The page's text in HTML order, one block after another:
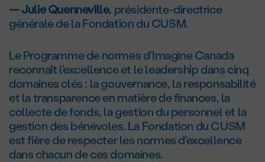
— Julie Quenneville, présidente-directrice
générale de la Fondation du CUSM.
Le Programme de normes d’Imagine Canada
reconnaît l’excellence et le leadership dans cinq
domaines clés : la gouvernance, la responsabilité
et la transparence en matière de finances, la
collecte de fonds, la gestion du personnel et la
gestion des bénévoles. La Fondation du CUSM
est fière de respecter les normes d’excellence
dans chacun de ces domaines.